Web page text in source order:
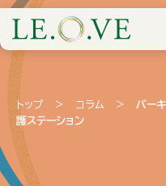
トップ > コラム >
パー
護ステーション